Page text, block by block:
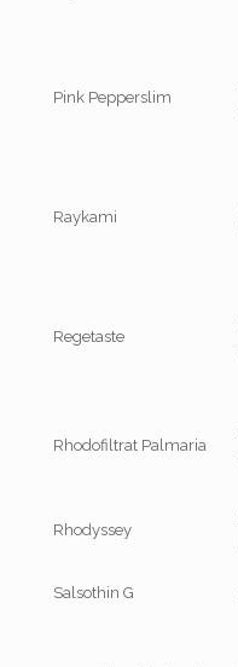
Pink Pepperslim
Raykami
Regetaste
Rhodofiltrat Palmaria
Rhodyssey
Salsothin G